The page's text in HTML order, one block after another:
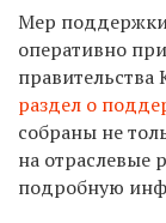
Мер поддержки
оперативно
правительства
раздел о
собраны не
на отраслевые
подробную